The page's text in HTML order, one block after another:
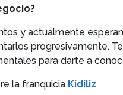
y actualmente
progresivamente.
para darte a
la franquicia Kidiliz.